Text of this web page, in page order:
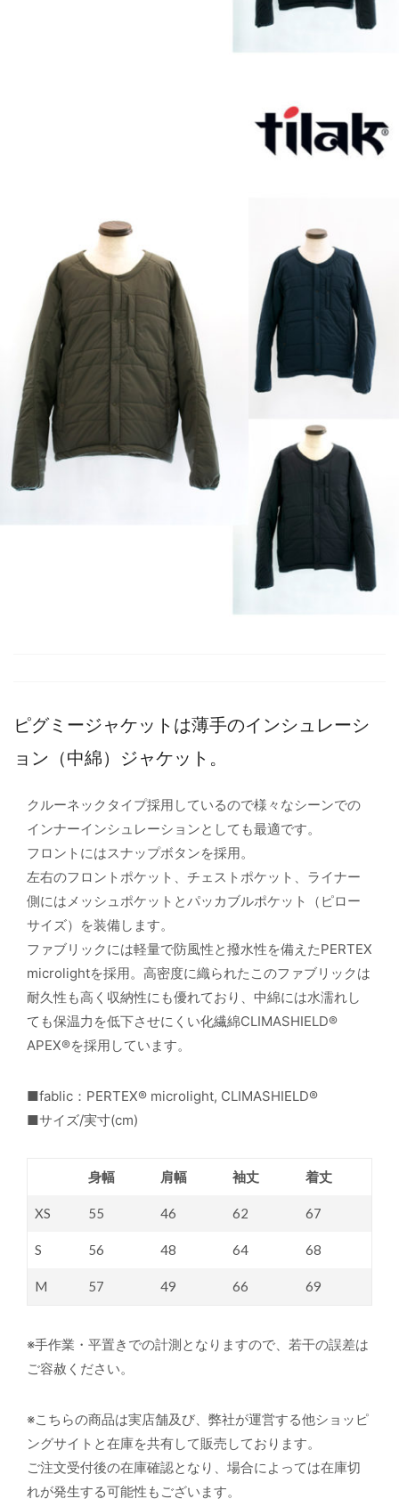
ピグミージャケットは薄手のインシュレーシ
ョン（中綿）ジャケット。
クルーネックタイプ採用しているので様々なシーンでの
インナーインシュレーションとしても最適です。
フロントにはスナップボタンを採用。
左右のフロントポケット、チェストポケット、ライナー
側にはメッシュポケットとパッカブルポケット（ピロー
サイズ）を装備します。
ファブリックには軽量で防風性と撥水性を備えたPERTEX
microlightを採用。高密度に織られたこのファブリックは
耐久性も高く収納性にも優れており、中綿には水濡れし
ても保温力を低下させにくい化繊綿CLIMASHIELD®
APEX®を採用しています。
■fablic：PERTEX® microlight, CLIMASHIELD®
■サイズ/実寸(cm)
身幅 肩幅 袖丈 着丈
XS 55 46 62 67
S 56 48 64 68
M 57 49 66 69
※手作業・平置きでの計測となりますので、若干の誤差は
ご容赦ください。
※こちらの商品は実店舗及び、弊社が運営する他ショッピ
ングサイトと在庫を共有して販売しております。
ご注文受付後の在庫確認となり、場合によっては在庫切
れが発生する可能性もございます。